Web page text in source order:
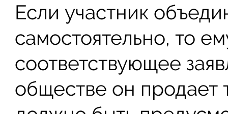
Если участник
самостоятельно, то
соответствующее
обществе он продает